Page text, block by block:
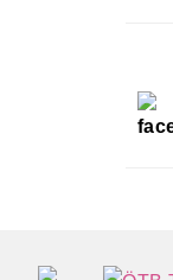
FOOTER